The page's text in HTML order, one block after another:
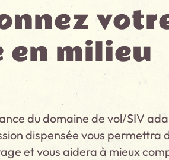
milieu
du domaine de vol/SIV
dispensée vous permettra
et vous aidera à mieux